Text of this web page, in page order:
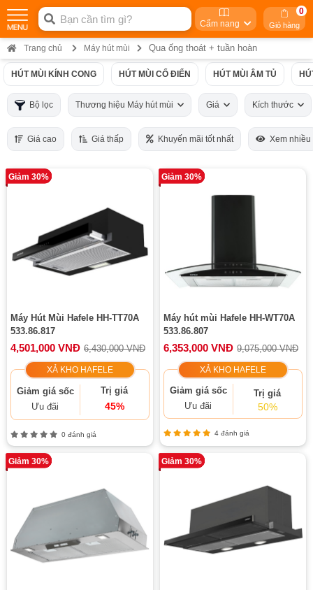
Cẩm nang Giỏ hàng
0
Trang chủ Máy hút mùi Qua ống thoát + tuần hoàn
HÚT MÙI KÍNH CONG HÚT MÙI CỔ ĐIỂN HÚT MÙI ÂM TỦ
Bộ lọc Thương hiệu Máy hút mùi Giá Kích thước
Giá cao Giá thấp Khuyến mãi tốt nhất Xem nhiều
Giảm 30%
Máy Hút Mùi Hafele HH-TT70A
533.86.817
4,501,000 VNĐ 6,430,000 VNĐ
XẢ KHO HAFELE
Giảm giá sốc
Ưu đãi
Trị giá
45%
0 đánh giá
Giảm 30%
Máy hút mùi Hafele HH-WT70A
533.86.807
6,353,000 VNĐ 9,075,000 VNĐ
XẢ KHO HAFELE
Giảm giá sốc
Ưu đãi
Trị giá
50%
4 đánh giá
Giảm 30% Giảm 30%